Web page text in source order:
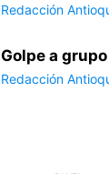
Redacción
Golpe a
Redacción